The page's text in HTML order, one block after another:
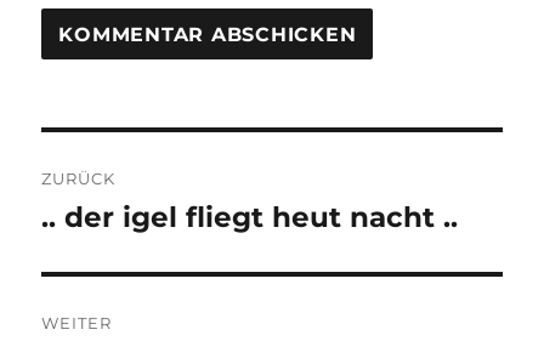
ZURÜCK
Vorheriger
.. der igel fliegt heut nacht ..
WEITER